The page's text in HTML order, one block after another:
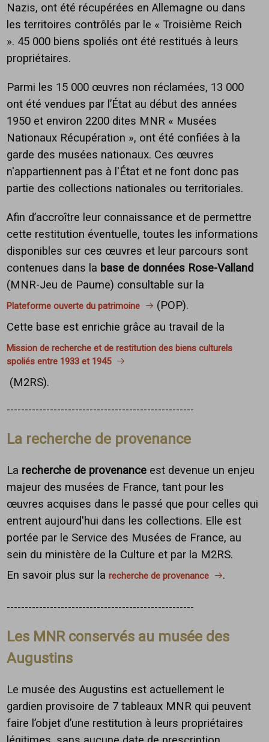
Nazis, ont été récupérées en Allemagne ou dans
les territoires contrôlés par le « Troisième Reich
». 45 000 biens spoliés ont été restitués à leurs
propriétaires.
Parmi les 15 000 œuvres non réclamées, 13 000
ont été vendues par l’État au début des années
1950 et environ 2200 dites MNR « Musées
Nationaux Récupération », ont été confiées à la
garde des musées nationaux. Ces œuvres
n'appartiennent pas à l'État et ne font donc pas
partie des collections nationales ou territoriales.
Afin d’accroître leur connaissance et de permettre
cette restitution éventuelle, toutes les informations
disponibles sur ces œuvres et leur parcours sont
contenues dans la base de données Rose-Valland
(MNR-Jeu de Paume) consultable sur la
Plateforme ouverte du patrimoine
(POP).
Cette base est enrichie grâce au travail de la
Mission de recherche et de restitution des biens culturels
spoliés entre 1933 et 1945
(M2RS).
----------------------------------------------------
La recherche de provenance
La recherche de provenance est devenue un enjeu
majeur des musées de France, tant pour les
œuvres acquises dans le passé que pour celles qui
entrent aujourd'hui dans les collections. Elle est
portée par le Service des Musées de France, au
sein du ministère de la Culture et par la M2RS.
En savoir plus sur larecherche de provenance .
----------------------------------------------------
Les MNR conservés au musée des
Augustins
Le musée des Augustins est actuellement le
gardien provisoire de 7 tableaux MNR qui peuvent
faire l’objet d’une restitution à leurs propriétaires